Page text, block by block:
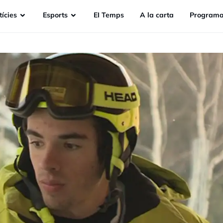
Esports EI Temps A la carta